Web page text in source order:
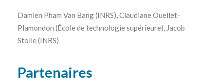
Damien Pham Van Bang (INRS), Claudiane Ouellet-
Plamondon (École de technologie supérieure), Jacob
Stolle (INRS)
Partenaires